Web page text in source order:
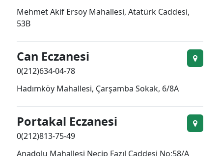
Mehmet Akif Ersoy Mahallesi, Atatürk Caddesi,
53B
Can Eczanesi
0(212)634-04-78
Hadımköy Mahallesi, Çarşamba Sokak, 6/8A
Portakal Eczanesi
0(212)813-75-49
Anadolu Mahallesi Necip Fazıl Caddesi No:58/A